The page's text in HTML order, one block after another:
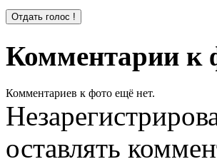
Комментарии к
Комментариев к фото ещё нет.
оставлять